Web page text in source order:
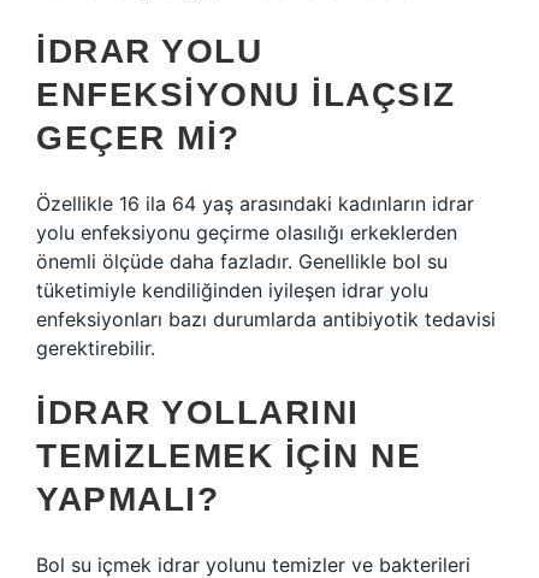
İDRAR YOLU
ENFEKSIYONU ILAÇSIZ
GEÇER MI?
Özellikle 16 ila 64 yaş arasındaki kadınların idrar
yolu enfeksiyonu geçirme olasılığı erkeklerden
önemli ölçüde daha fazladır. Genellikle bol su
tüketimiyle kendiliğinden iyileşen idrar yolu
enfeksiyonları bazı durumlarda antibiyotik tedavisi
gerektirebilir.
İDRAR YOLLARINI
TEMIZLEMEK IÇIN NE
YAPMALI?
Bol su içmek idrar yolunu temizler ve bakterileri